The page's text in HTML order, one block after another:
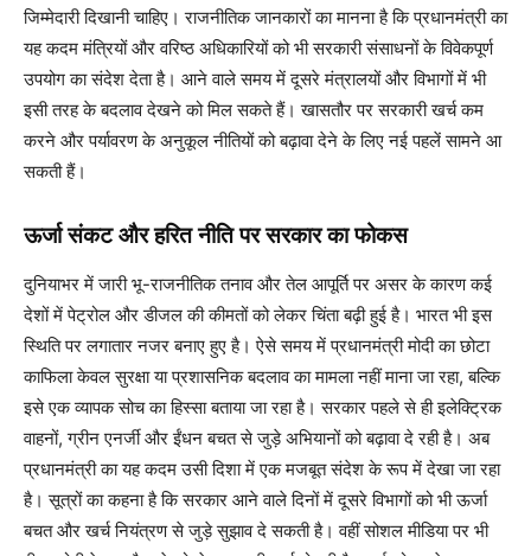
जिम्मेदारी दिखानी चाहिए। राजनीतिक जानकारों का मानना है कि प्रधानमंत्री का
यह कदम मंत्रियों और वरिष्ठ अधिकारियों को भी सरकारी संसाधनों के विवेकपूर्ण
उपयोग का संदेश देता है। आने वाले समय में दूसरे मंत्रालयों और विभागों में भी
इसी तरह के बदलाव देखने को मिल सकते हैं। खासतौर पर सरकारी खर्च कम
करने और पर्यावरण के अनुकूल नीतियों को बढ़ावा देने के लिए नई पहलें सामने आ
सकती हैं।
ऊर्जा संकट और हरित नीति पर सरकार का फोकस
दुनियाभर में जारी भू-राजनीतिक तनाव और तेल आपूर्ति पर असर के कारण कई
देशों में पेट्रोल और डीजल की कीमतों को लेकर चिंता बढ़ी हुई है। भारत भी इस
स्थिति पर लगातार नजर बनाए हुए है। ऐसे समय में प्रधानमंत्री मोदी का छोटा
काफिला केवल सुरक्षा या प्रशासनिक बदलाव का मामला नहीं माना जा रहा, बल्कि
इसे एक व्यापक सोच का हिस्सा बताया जा रहा है। सरकार पहले से ही इलेक्ट्रिक
वाहनों, ग्रीन एनर्जी और ईंधन बचत से जुड़े अभियानों को बढ़ावा दे रही है। अब
प्रधानमंत्री का यह कदम उसी दिशा में एक मजबूत संदेश के रूप में देखा जा रहा
है। सूत्रों का कहना है कि सरकार आने वाले दिनों में दूसरे विभागों को भी ऊर्जा
बचत और खर्च नियंत्रण से जुड़े सुझाव दे सकती है। वहीं सोशल मीडिया पर भी